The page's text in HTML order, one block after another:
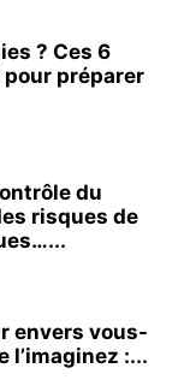
? Ces 6
préparer
du
risques de
envers vous-
l’imaginez :...